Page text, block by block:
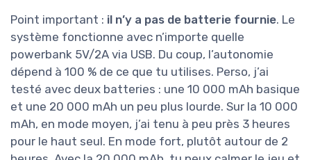
Point important : il n’y a pas de batterie fournie. Le
système fonctionne avec n’importe quelle
powerbank 5V/2A via USB. Du coup, l’autonomie
dépend à 100 % de ce que tu utilises. Perso, j’ai
testé avec deux batteries : une 10 000 mAh basique
et une 20 000 mAh un peu plus lourde. Sur la 10 000
mAh, en mode moyen, j’ai tenu à peu près 3 heures
pour le haut seul. En mode fort, plutôt autour de 2